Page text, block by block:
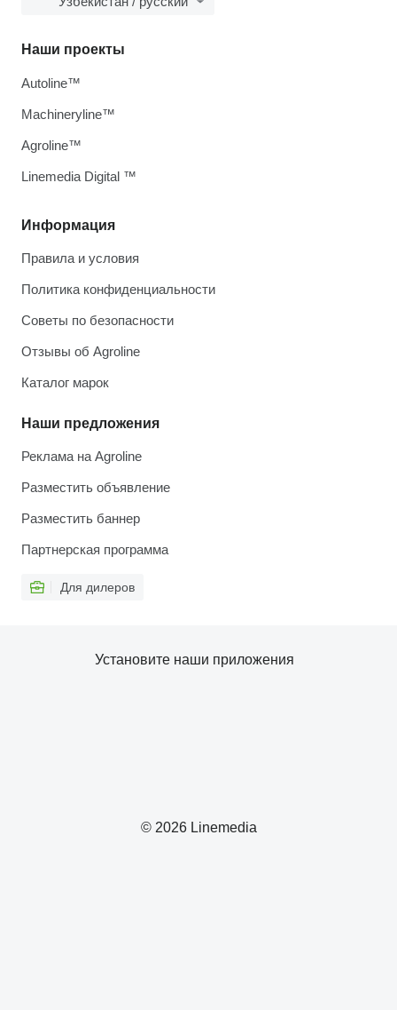
Информация
Правила и условия
Политика конфиденциальности
Советы по безопасности
Отзывы об Agroline
Каталог марок
Наши предложения
Реклама на Agroline
Разместить объявление
Разместить баннер
Партнерская программа
Для дилеров
Наши проекты
Autoline™
Machineryline™
Agroline™
Linemedia Digital ™
© 2026 Linemedia
Установите наши приложения